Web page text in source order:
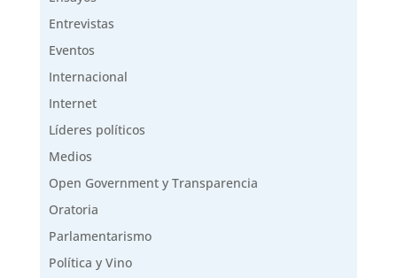
Entrevistas
Eventos
Internacional
Internet
Líderes políticos
Medios
Open Government y Transparencia
Oratoria
Parlamentarismo
Política y Vino